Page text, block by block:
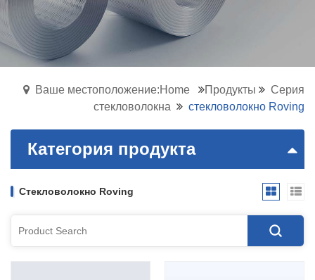
Ваше местоположение:Home Продукты
Серия
стекловолокна
стекловолокно Roving
Категория продукта
Стекловолокно Roving